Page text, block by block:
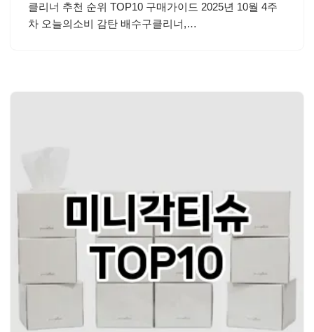
클리너 추천 순위 TOP10 구매가이드 2025년 10월 4주
차 오늘의소비 감탄 배수구클리너,…